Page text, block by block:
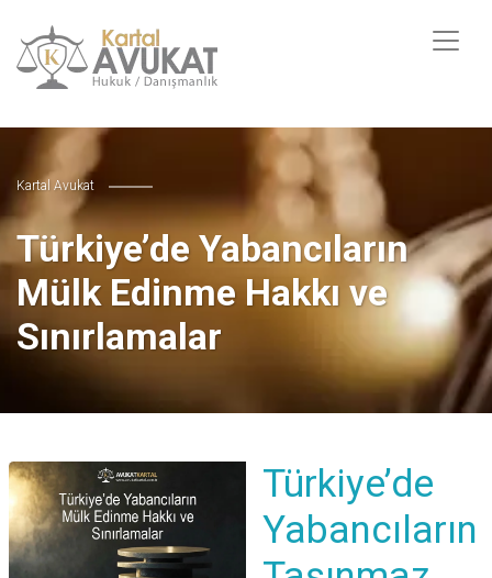
Kartal Avukat
Türkiye’de Yabancıların
Mülk Edinme Hakkı ve
Sınırlamalar
Türkiye’de
Yabancıların